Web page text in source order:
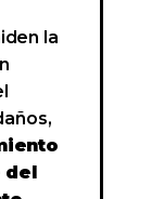
la